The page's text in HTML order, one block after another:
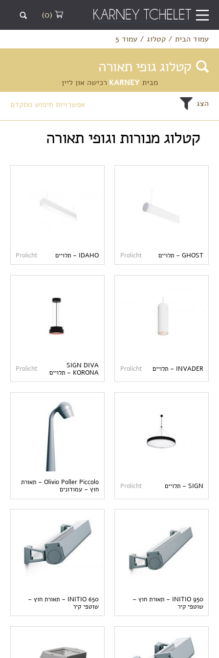
(0)
עמוד הבית/ קטלוג/ עמוד 5
קטלוג גופי תאורה
מבית KARNEY רכישה און ליין
הצג
אפשרויות חיפוש מתקדם
קטלוג מנורות וגופי תאורה
GHOST – תלויים Prolicht IDAHO – תלויים Prolicht
INVADER – תלויים Prolicht
SIGN DIVA
KORONA – תלויים
Prolicht
SIGN – תלויים Prolicht
Olivio Poller Piccolo – תאורת
חוץ – עמודונים
INITIO 950 – תאורת חוץ –
שוטפי קיר
INITIO 650 – תאורת חוץ –
שוטפי קיר